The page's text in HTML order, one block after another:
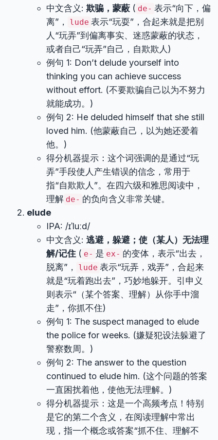
中文含义: 欺骗，蒙蔽 ( de- 表示“向下，偏
离”，
lude 表示“玩耍”，合起来就是把别
人“玩弄”到偏离事实、迷惑蒙蔽的状态，
或者自己“玩弄”自己，自欺欺人)
例句 1: Don’t delude yourself into
thinking you can achieve success
without effort. (不要欺骗自己以为不努力
就能成功。)
例句 2: He deluded himself that she still
loved him. (他蒙蔽自己，以为她还爱着
他。)
得分机器提示：这个词强调的是通过“玩
弄”手段使人产生错误的信念，常用于
指“自欺欺人”。在四六级和雅思阅读中，
理解 de- 的负向含义非常关键。
elude
IPA: /ɪˈluːd/
中文含义: 逃避，躲避；使（某人）无法理
解/记住 ( e- 是 ex- 的变体，表示“出去，
脱离”，
lude 表示“玩弄，戏弄”，合起来
就是“玩着跑出去”，巧妙地躲开。引申义
则表示“（某个答案、理解）从你手中溜
走”，你抓不住)
例句 1: The suspect managed to elude
the police for weeks. (嫌疑犯设法躲避了
警察数周。)
例句 2: The answer to the question
continued to elude him. (这个问题的答案
一直困扰着他，使他无法理解。)
得分机器提示：这是一个高频考点！特别
是它的第二个含义，在阅读理解中常出
现，指一个概念或答案“抓不住、理解不